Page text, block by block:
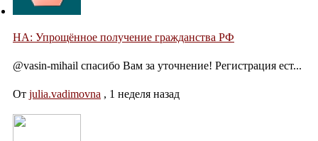
НА: Упрощённое получение гражданства РФ
@vasin-mihail спасибо Вам за уточнение! Регистрация ест...
От julia.vadimovna , 1 неделя назад